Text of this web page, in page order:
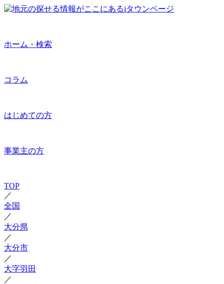
ホーム・検索
コラム
はじめての方
事業主の方
TOP
／
全国
／
大分県
／
大分市
／
大字羽田
／